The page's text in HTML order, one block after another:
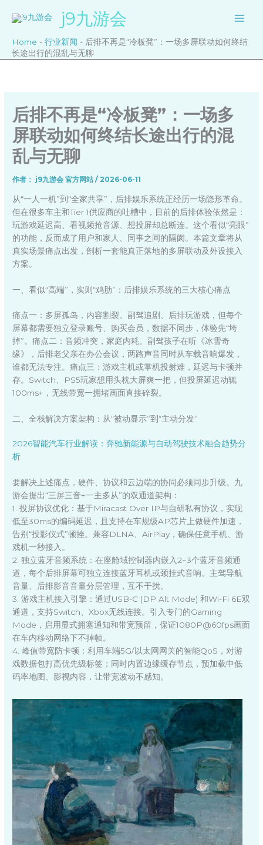
j9九游会
Home - 行业新闻 - 后排不再是“冷板凳”：一场多屏联动如何终结
长途出行的混乱与无聊
后排不再是“冷板凳”：一场多
屏联动如何终结长途出行的混
乱与无聊
作者： j9九游会 官方网站/2026-06-11
从“一人一机”到“全家共享”，后排娱乐系统正经历一场隐形革命。
但在很多车主和Tier 1供应商的吐槽中，目前的后排体验依然是：
玩游戏延迟高、看视频抢音源、想投屏却总断连。这个看似“亮眼”
的功能，反而成了用户和家人、同事之间的隔阂。本篇文章将从
真实场景痛点出发，剖析一套能真正落地的多屏联动及外设接入
方案。
一、看似“高端”，实则“鸡肋”：后排娱乐系统的三大核心痛点
痛点一：多屏孤岛，内容割裂。副驾追剧、后排玩游戏，但每个
屏幕都需要独立登录账号、购买会员，数据不同步，体验先“垮
掉”。痛点二：音频冲突，家庭内耗。副驾孩子在听《冰雪奇
缘》，后排老父亲在办公会议，两路声音同时从车载音响爆发，
谁都无法专注。痛点三：游戏主机或掌机投射难，延迟与卡顿并
存。Switch、PS5玩家想用头枕大屏爽一把，但投屏延迟动辄
100ms+，无线带宽一拥堵画面直接碎裂。
二、全栈解决方案架构：从“被动显示”到“主动分发”
2026智能汽车行业解读：奔驰新能源与自动驾驶技术融合趋势分
析
要解决上述痛点，硬件、协议和云边端的协同必须同步升级。九
游会提出“三屏三音+一主多从”的双通道架构：
1. 投屏协议优化：基于Miracast Over IP与自研私有协议，实现
低至30ms的编码延迟，且支持在车规级AP芯片上做硬件加速，
告别“投影仪式”顿挫。兼容DLNA、AirPlay，确保任意手机、游
戏机一秒接入。
2. 独立蓝牙音频系统：在座舱域控制器内嵌入2~3个蓝牙音频通
道，每个后排屏幕可独立连接蓝牙耳机或颈挂式音响。主驾导航
音量、后排影音音量分层管理，互不干扰。
3. 游戏主机接入引擎：通过USB-C (DP Alt Mode) 和Wi-Fi 6E双
通道，支持Switch、Xbox无线连接。引入专门的Gaming
Mode，启用显式拥塞通知和带宽预留，保证1080P@60fps画面
在车内移动网络下不掉帧。
4. 峰值带宽防卡顿：利用车端5G/以太网网关的智能QoS，对游
戏数据包打高优先级标签；同时内置边缘缓存节点，预加载中低
码率地图、影视内容，让带宽波动不感知。